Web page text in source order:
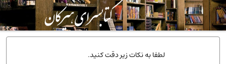
کودکان و نوجوانان(76)
کتب نادر و کمیاب(19)
روانشناسی(112)
طب گیاهی و سنتی(45)
لطفا به نکات زیر دقت کنید.